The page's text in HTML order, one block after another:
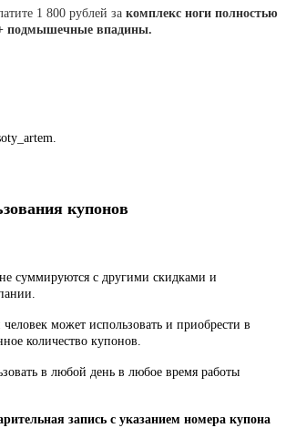
1 800 рублей за комплекс ноги полностью
подмышечные впадины.
купонов
суммируются с другими скидками и
может использовать и приобрести в
количество купонов.
в любой день в любое время работы
запись с указанием номера купона